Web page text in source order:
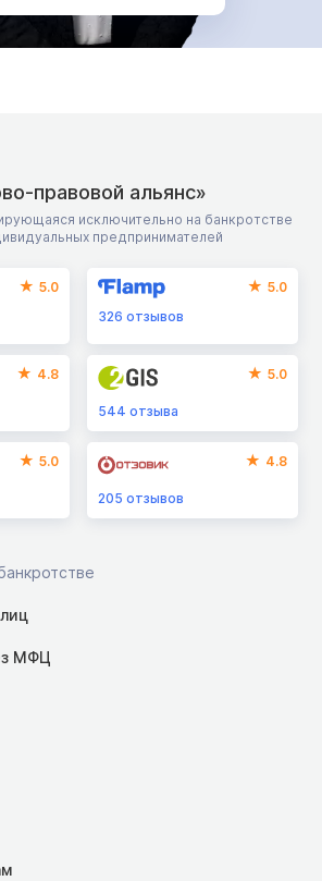
правовой альянс»
исключительно на банкротстве
предпринимателей
5.0
5.0
326отзывов
4.8 5.0
544отзыва
5.0 4.8
205отзывов
МФЦ